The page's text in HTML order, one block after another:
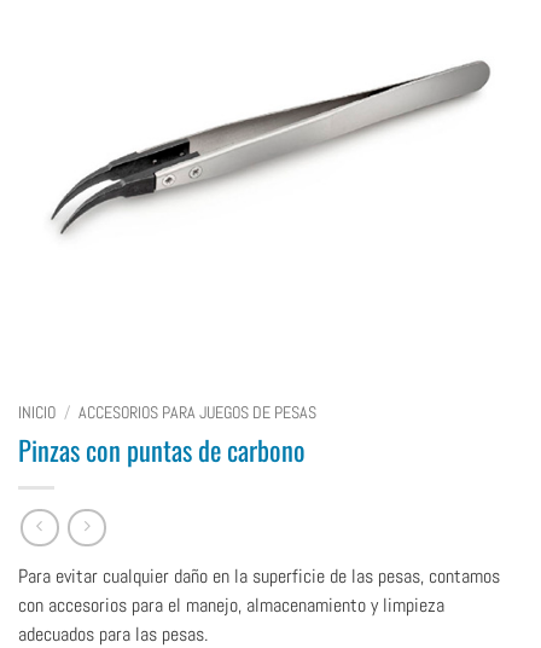
INICIO / ACCESORIOS PARA JUEGOS DE PESAS
Pinzas con puntas de carbono
Para evitar cualquier daño en la superficie de las pesas, contamos
con accesorios para el manejo, almacenamiento y limpieza
adecuados para las pesas.